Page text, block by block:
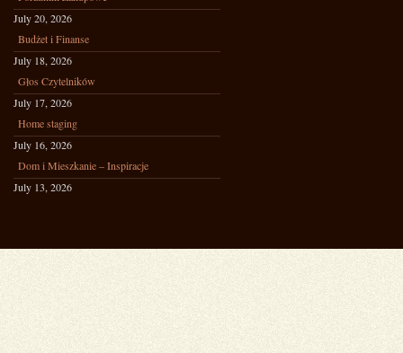
July 20, 2026
Budżet i Finanse
July 18, 2026
Głos Czytelników
July 17, 2026
Home staging
July 16, 2026
Dom i Mieszkanie – Inspiracje
July 13, 2026